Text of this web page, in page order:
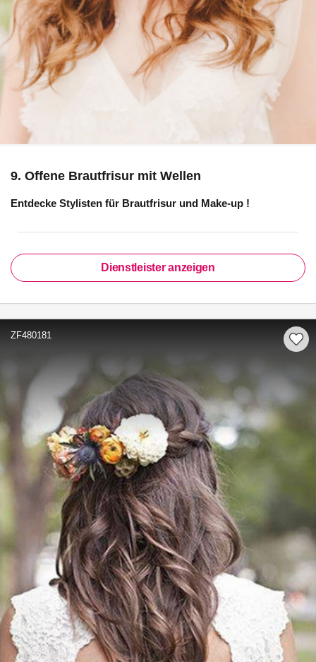
9. Offene Brautfrisur mit Wellen
Entdecke Stylisten für Brautfrisur und Make-up !
Dienstleister anzeigen
ZF480181